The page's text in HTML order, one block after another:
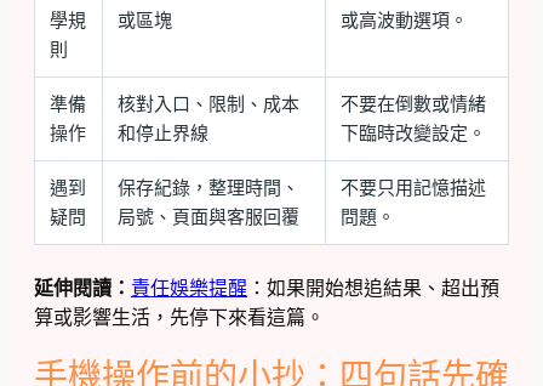
學規
則
或區塊
或高波動選項。
準備
操作
核對入口、限制、成本
和停止界線
不要在倒數或情緒
下臨時改變設定。
遇到
疑問
保存紀錄，整理時間、
局號、頁面與客服回覆
不要只用記憶描述
問題。
延伸閱讀： 責任娛樂提醒 ：如果開始想追結果、超出預
算或影響生活，先停下來看這篇。
手機操作前的小抄：四句話先確